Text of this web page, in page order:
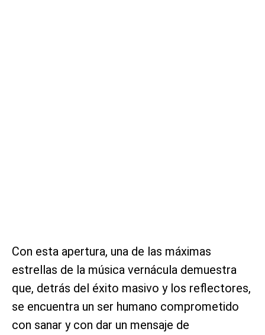
Con esta apertura, una de las máximas
estrellas de la música vernácula demuestra
que, detrás del éxito masivo y los reflectores,
se encuentra un ser humano comprometido
con sanar y con dar un mensaje de